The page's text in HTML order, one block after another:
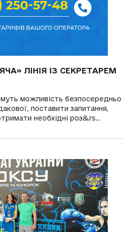
ЛІНІЯ ІЗ СЕКРЕТАРЕМ
можливість безпосередньо
поставити запитання,
необхідні роз&rs...